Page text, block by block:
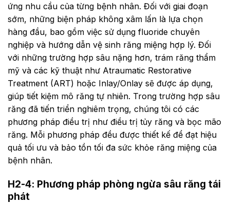
ứng nhu cầu của từng bệnh nhân. Đối với giai đoạn
sớm, những biện pháp không xâm lấn là lựa chọn
hàng đầu, bao gồm việc sử dụng fluoride chuyên
nghiệp và hướng dẫn vệ sinh răng miệng hợp lý. Đối
với những trường hợp sâu nặng hơn, trám răng thẩm
mỹ và các kỹ thuật như Atraumatic Restorative
Treatment (ART) hoặc Inlay/Onlay sẽ được áp dụng,
giúp tiết kiệm mô răng tự nhiên. Trong trường hợp sâu
răng đã tiến triển nghiêm trọng, chúng tôi có các
phương pháp điều trị như điều trị tủy răng và bọc mão
răng. Mỗi phương pháp đều được thiết kế để đạt hiệu
quả tối ưu và bảo tồn tối đa sức khỏe răng miệng của
bệnh nhân.
H2-4: Phương pháp phòng ngừa sâu răng tái
phát